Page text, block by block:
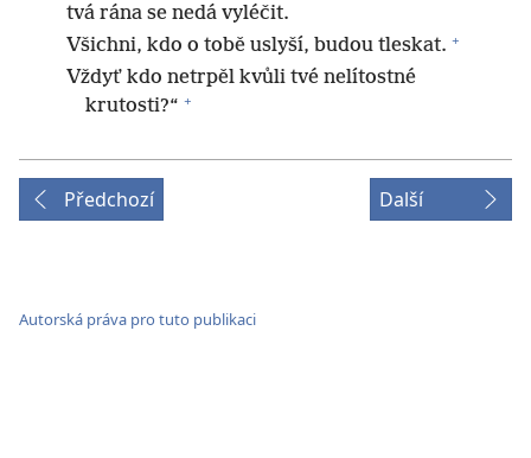
tvá rána se nedá vyléčit.
Všichni, kdo o tobě uslyší, budou tleskat. +
Vždyť kdo netrpěl kvůli tvé nelítostné
krutosti?“ +
Předchozí Další
Autorská práva pro tuto publikaci